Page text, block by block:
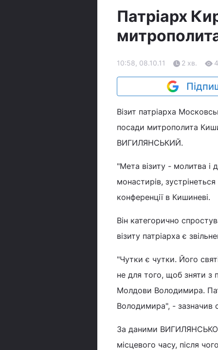
Патріарх
10:58, 08.10.11 2 хв. 4
Візит патріарха
посади митрополита
ВИГИЛЯНСЬКИЙ.
"Мета візиту - молитва і
монастирів,
конференції в Кишиневі.
Він категорично
візиту патріарха є
"Чутки є чутки. Його
не для того, щоб зняти з
Молдови Володимира.
Володимира", - зазначив
За даними
місцевого часу, після